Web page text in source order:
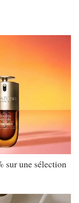
sur une sélection